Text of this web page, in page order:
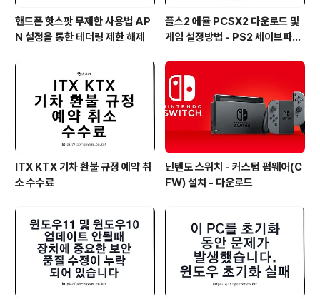
핸드폰 핫스팟 무제한 사용법 AP
N 설정을 통한 테더링 제한 해제
플스2 에뮬 PCSX2 다운로드 및
게임 설정방법 - PS2 세이브파일
ITX KTX 기차 환불 규정 예약 취
소 수수료
닌텐도 스위치 - 커스텀 펌웨어(C
FW) 설치 - 다운로드